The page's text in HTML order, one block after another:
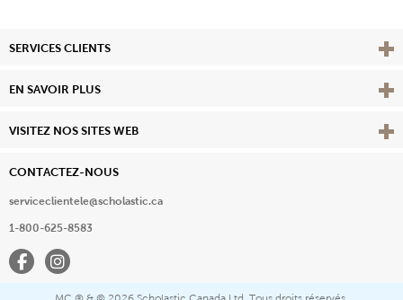
SERVICES CLIENTS
EN SAVOIR PLUS View
VISITEZ NOS SITES WEB
CONTACTEZ-NOUS
serviceclientele@scholastic.ca
1-800-625-8583
FacebookInstagram